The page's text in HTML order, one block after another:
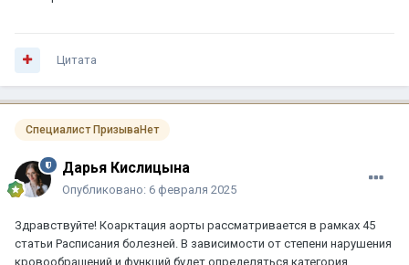
Цитата
Специалист ПризываНет
Дарья Кислицына
Опубликовано: 6 февраля 2025
Здравствуйте! Коарктация аорты рассматривается в рамках 45
статьи Расписания болезней. В зависимости от степени нарушения
кровообращений и функций будет определяться категория